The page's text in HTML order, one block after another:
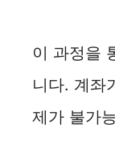
이 과정을
니다. 계좌
제가 불가